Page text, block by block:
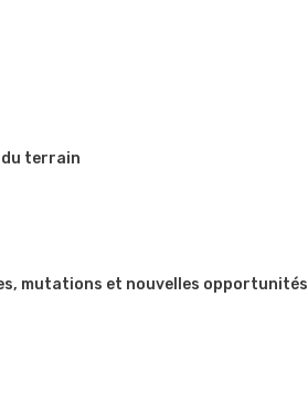
du terrain
mutations et nouvelles opportunités